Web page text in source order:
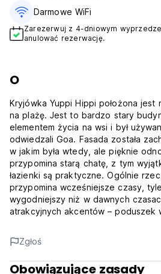
Darmowe WiFi
Zarezerwuj z 4-dniowym
anulować rezerwację.
O
Kryjówka Yuppi Hippi położona
na plażę. Jest to bardzo stary
elementem życia na wsi i był
odwiedzali Goa. Fasada została
w jakim była wtedy, ale pięknie
przypomina starą chatę, z tym
łazienki są praktyczne. Ogólnie
przypomina wcześniejsze czasy,
wygodniejszy niż w dawnych
atrakcyjnych akcentów – poduszek
czasów hipisów. Na dużym
znajdują się wysokie palmy
ciągłej morskiej bryzie wiejącej
z przodu, dodając do spokojnego
Zgłoś
Obowiązujące zasady